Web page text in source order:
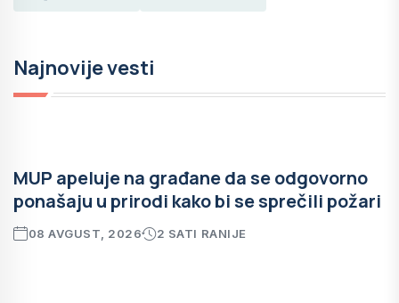
Najnovije vesti
MUP apeluje na građane da se odgovorno
ponašaju u prirodi kako bi se sprečili požari
08 AVGUST, 2026 2 SATI RANIJE